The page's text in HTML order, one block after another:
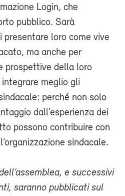
Login, che
pubblico. Sarà
presentare loro come vive
ma anche per
prospettive della loro
meglio gli
perché non solo
dall’esperienza dei
possono contribuire con
sindacale.
e successivi
saranno pubblicati sul